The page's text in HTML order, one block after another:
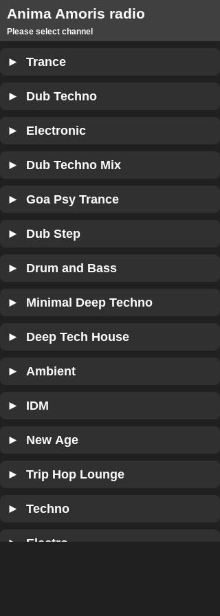
Anima Amoris radio
Please select channel
► Trance
► Dub Techno
► Electronic
► Dub Techno Mix
► Goa Psy Trance
► Dub Step
► Drum and Bass
► Minimal Deep Techno
► Deep Tech House
► Ambient
► IDM
► New Age
► Trip Hop Lounge
► Techno
► Electro